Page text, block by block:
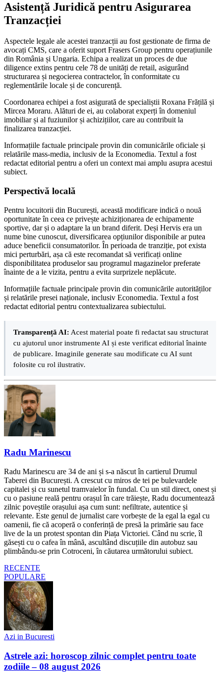
Asistență Juridică pentru Asigurarea
Tranzacției
Aspectele legale ale acestei tranzacții au fost gestionate de firma de
avocați CMS, care a oferit suport Frasers Group pentru operațiunile
din România și Ungaria. Echipa a realizat un proces de due
diligence extins pentru cele 78 de unități de retail, asigurând
structurarea și negocierea contractelor, în conformitate cu
reglementările locale și de concurență.
Coordonarea echipei a fost asigurată de specialiștii Roxana Frățilă și
Mircea Moraru. Alături de ei, au colaborat experți în domeniul
imobiliar și al fuziunilor și achizițiilor, care au contribuit la
finalizarea tranzacției.
Informațiile factuale principale provin din comunicările oficiale și
relatările mass-media, inclusiv de la Economedia. Textul a fost
redactat editorial pentru a oferi un context mai amplu asupra acestui
subiect.
Perspectivă locală
Pentru locuitorii din București, această modificare indică o nouă
oportunitate în ceea ce privește achiziționarea de echipamente
sportive, dar și o adaptare la un brand diferit. Deși Hervis era un
nume bine cunoscut, diversificarea opțiunilor disponibile ar putea
aduce beneficii consumatorilor. În perioada de tranziție, pot exista
mici perturbări, așa că este recomandat să verificați online
disponibilitatea produselor sau programul magazinelor preferate
înainte de a le vizita, pentru a evita surprizele neplăcute.
Informațiile factuale principale provin din comunicările autorităților
și relatările presei naționale, inclusiv Economedia. Textul a fost
redactat editorial pentru contextualizarea subiectului.
Transparență AI: Acest material poate fi redactat sau structurat
cu ajutorul unor instrumente AI și este verificat editorial înainte
de publicare. Imaginile generate sau modificate cu AI sunt
folosite cu rol ilustrativ.
Radu Marinescu
Radu Marinescu are 34 de ani și s-a născut în cartierul Drumul
Taberei din București. A crescut cu miros de tei pe bulevardele
capitalei și cu sunetul tramvaielor în fundal. Cu un stil direct, onest și
cu o pasiune reală pentru orașul în care trăiește, Radu documentează
zilnic poveștile orașului așa cum sunt: nefiltrate, autentice și
relevante. Este genul de jurnalist care vorbește de la egal la egal cu
oamenii, fie că acoperă o conferință de presă la primărie sau face
live de la un protest spontan din Piața Victoriei. Când nu scrie, îl
găsești cu o cafea în mână, ascultând discuțiile din autobuz sau
plimbându-se prin Cotroceni, în căutarea următorului subiect.
RECENTE
POPULARE
Azi in Bucuresti
Astrele azi: horoscop zilnic complet pentru toate
zodiile – 08 august 2026